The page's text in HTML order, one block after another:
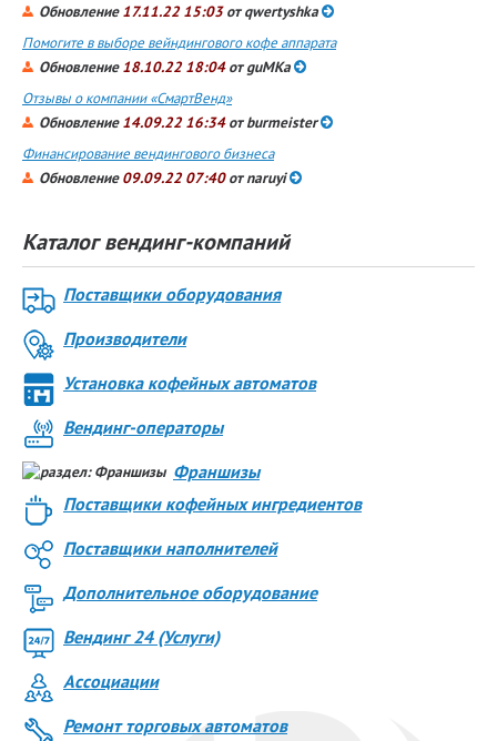
Обновление17.11.22 15:03отqwertyshka
Помогите в выборе вейндингового кофе аппарата
Обновление18.10.22 18:04отguMKa
Отзывы о компании «СмартВенд»
Обновление14.09.22 16:34отburmeister
Финансирование вендингового бизнеса
Обновление09.09.22 07:40отnaruyi
Каталог вендинг-компаний
Поставщики оборудования
Производители
Установка кофейных автоматов
Вендинг-операторы
Франшизы
Поставщики кофейных ингредиентов
Поставщики наполнителей
Дополнительное оборудование
Вендинг 24 (Услуги)
Ассоциации
Ремонт торговых автоматов